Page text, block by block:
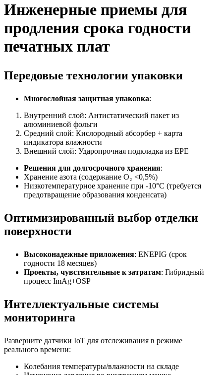
Инженерные приемы для
продления срока годности
печатных плат
Передовые технологии упаковки
Многослойная защитная упаковка:
Внутренний слой: Антистатический пакет из
алюминиевой фольги
Средний слой: Кислородный абсорбер + карта
индикатора влажности
Внешний слой: Ударопрочная подкладка из EPE
Решения для долгосрочного хранения:
Хранение азота (содержание O₂ <0,5%)
Низкотемпературное хранение при -10°C (требуется
предотвращение образования конденсата)
Оптимизированный выбор отделки
поверхности
Высоконадежные приложения: ENEPIG (срок
годности 18 месяцев)
Проекты, чувствительные к затратам: Гибридный
процесс ImAg+OSP
Интеллектуальные системы
мониторинга
Разверните датчики IoT для отслеживания в режиме
реального времени:
Колебания температуры/влажности на складе